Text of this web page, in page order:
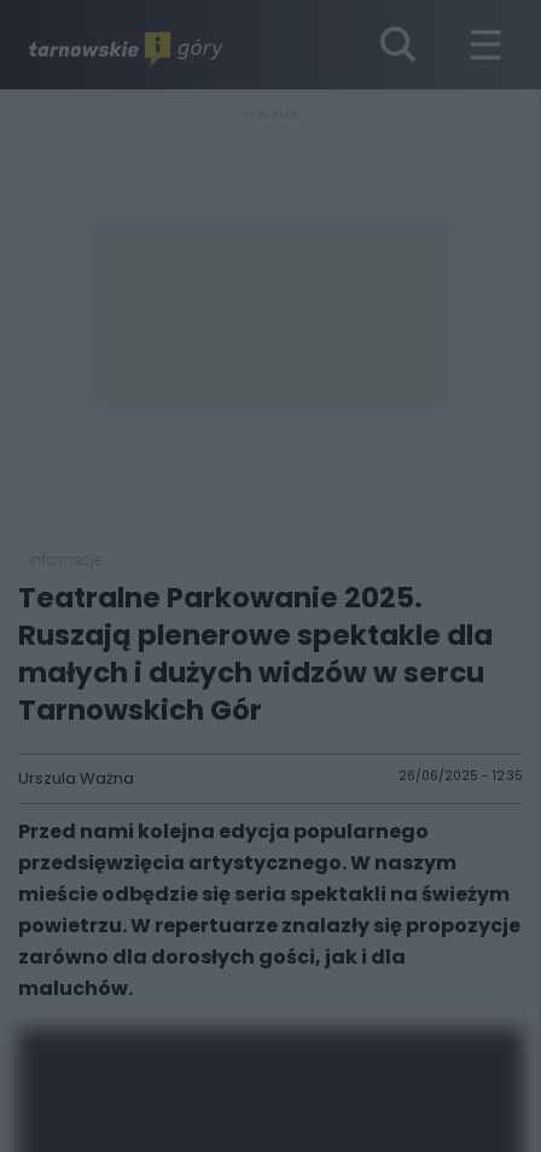
Teatralne Parkowanie 2025.
Ruszają plenerowe spektakle dla
małych i dużych widzów w sercu
Tarnowskich Gór
Urszula Ważna 26/06/2025 - 12:35
Przed nami kolejna edycja popularnego
przedsięwzięcia artystycznego. W naszym
mieście odbędzie się seria spektakli na świeżym
powietrzu. W repertuarze znalazły się propozycje
zarówno dla dorosłych gości, jak i dla
maluchów.